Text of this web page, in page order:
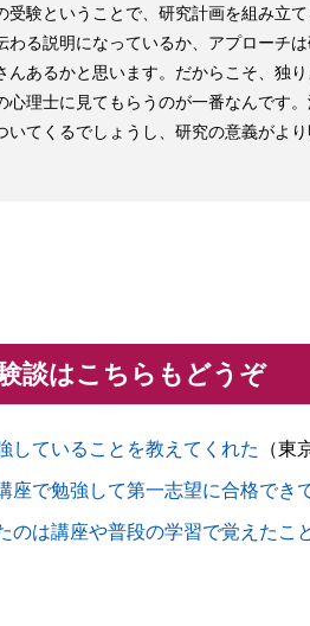
受験ということで、研究計画を組み立
わる説明になっているか、アプローチ
んあるかと思います。だからこそ、独
心理士に見てもらうのが一番なんです
いてくるでしょうし、研究の意義がよ
談はこちらもどうぞ
していることを教えてくれた （東
座で勉強して第一志望に合格でき
のは講座や普段の学習で覚えたこ